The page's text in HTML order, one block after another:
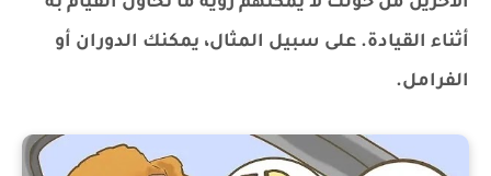
أثناء القيادة. على سبيل المثال، يمكنك الدوران أو
الفرامل.